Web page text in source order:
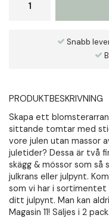
Snabb
PRODUKTBESKRIVNING
Skapa ett
sittande tomtar med
vore julen utan massor
juletider? Dessa är två
skägg & mössor som så
julkrans eller julpynt.
som vi har i sortimentet
ditt julpynt. Man kan
Magasin 11! Säljes i 2 pack.